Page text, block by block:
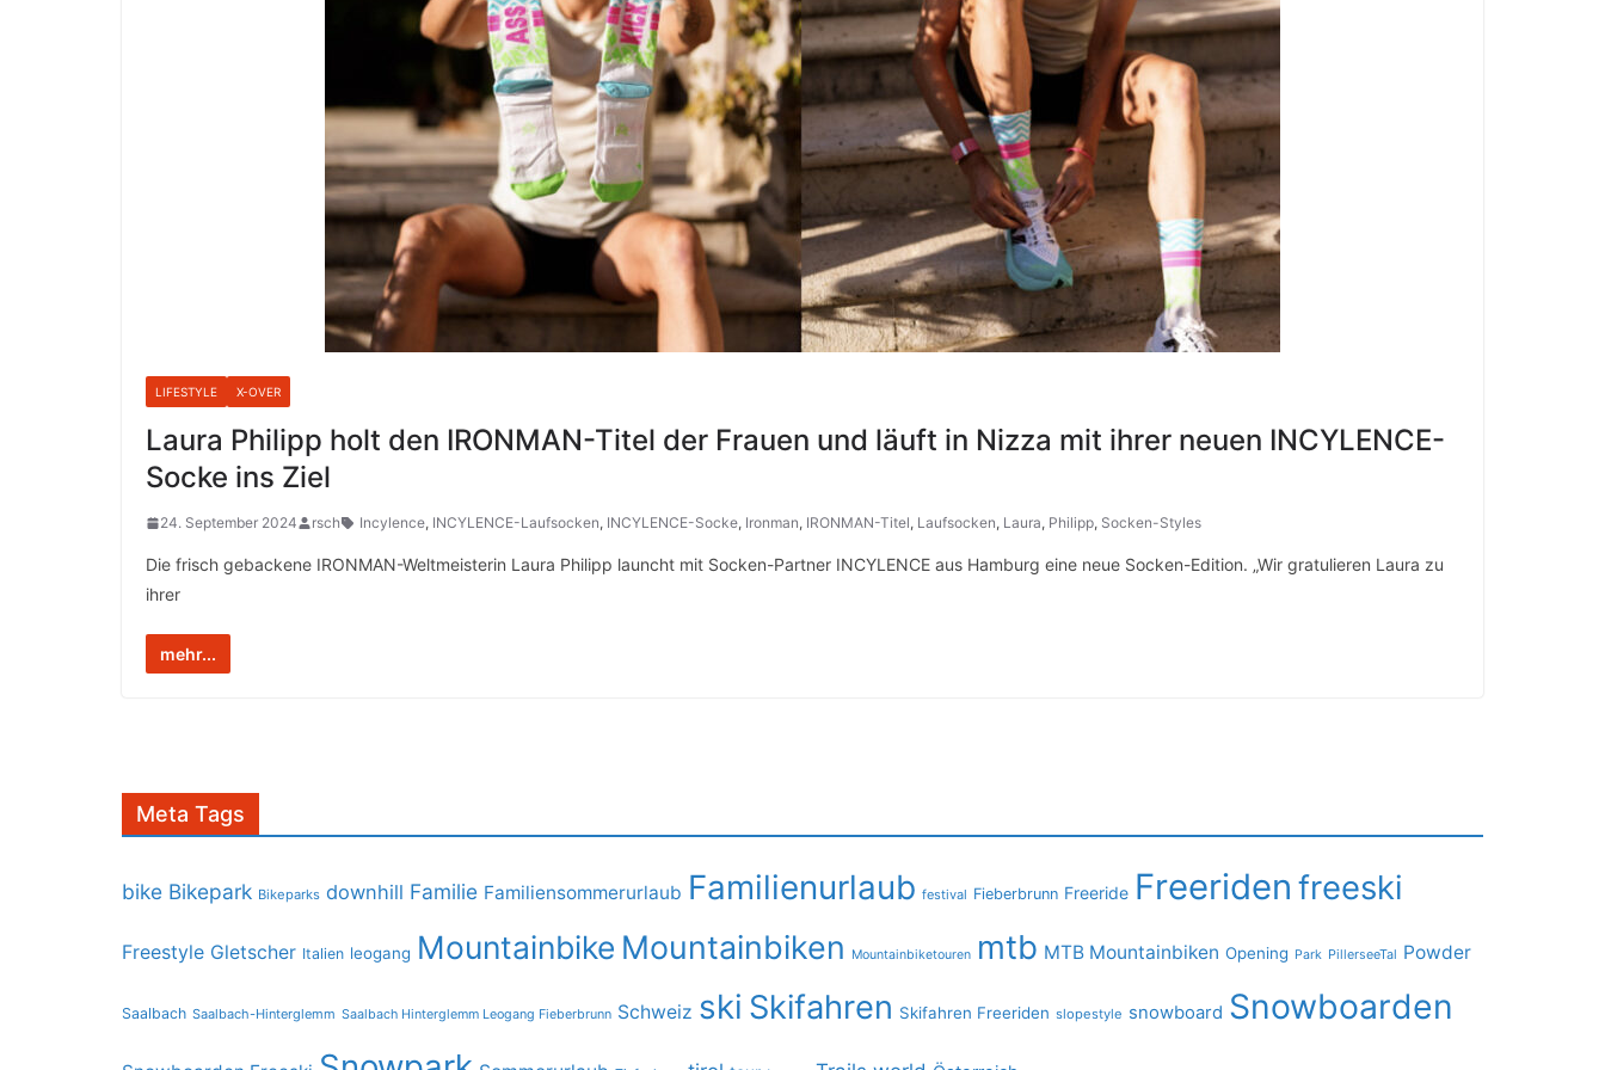
LIFESTYLE X-OVER
Laura Philipp holt den IRONMAN-Titel der Frauen und läuft in Nizza mit ihrer neuen INCYLENCE-
Socke ins Ziel
24. September 2024 rsch Incylence, INCYLENCE-Laufsocken, INCYLENCE-Socke, Ironman, IRONMAN-Titel, Laufsocken, Laura, Philipp, Socken-Styles
Die frisch gebackene IRONMAN-Weltmeisterin Laura Philipp launcht mit Socken-Partner INCYLENCE aus Hamburg eine neue Socken-Edition. „Wir gratulieren Laura zu
ihrer
mehr...
Meta Tags
bike Bikepark Bikeparks downhill Familie Familiensommerurlaub Familienurlaub festival Fieberbrunn Freeride Freeriden freeski
Freestyle Gletscher Italien leogang Mountainbike Mountainbiken Mountainbiketouren mtb MTB Mountainbiken Opening Park PillerseeTal Powder
Saalbach Saalbach-Hinterglemm Saalbach Hinterglemm Leogang Fieberbrunn Schweiz ski Skifahren Skifahren Freeriden slopestyle snowboard Snowboarden